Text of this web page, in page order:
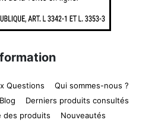
Questions
Qui sommes-nous ?
Blog
Derniers produits consultés
des produits
Nouveautés